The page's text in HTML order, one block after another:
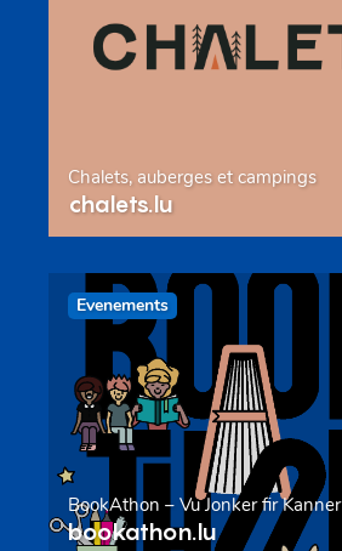
Chalets, auberges et campings
chalets.lu
Evenements
BookAthon – Vu Jonker fir Kanner
bookathon.lu